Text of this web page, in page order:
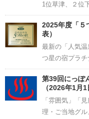
1位草津、２位
2025年度「５
表）
最新の「人気
つ星の宿プラチ
第39回にっぽ
（2026年1月1
「雰囲気」「
理・ご当地グ